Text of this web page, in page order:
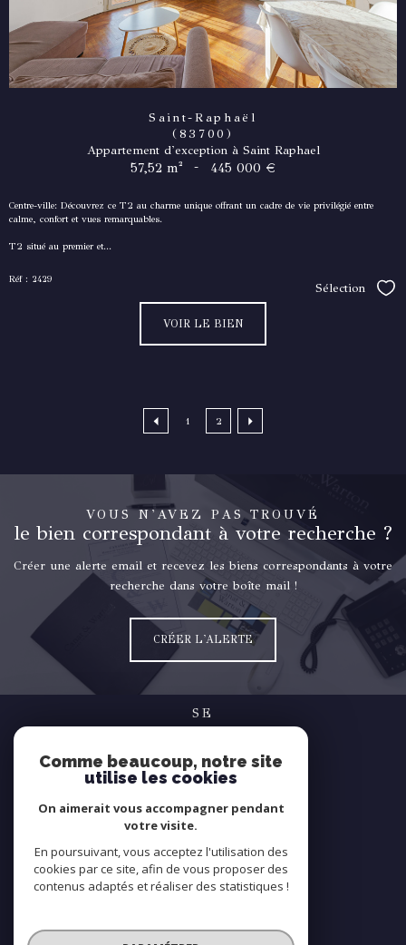
Saint-Raphaël
(83700)
Appartement d'exception à Saint Raphael
57,52 m² - 445 000 €
Centre-ville: Découvrez ce T2 au charme unique offrant un cadre de vie privilégié entre
calme, confort et vues remarquables.
T2 situé au premier et...
Réf : 2429
Sélection
VOIR LE BIEN
1 2
VOUS N'AVEZ PAS TROUVÉ
le bien correspondant à votre recherche ?
Créer une alerte email et recevez les biens correspondants à votre
recherche dans votre boîte mail !
CRÉER L'ALERTE
SE
connecter
espace propriétaire
NOUS
suivre
Comme beaucoup, notre site
utilise les cookies
On aimerait vous accompagner pendant
votre visite.
En poursuivant, vous acceptez l'utilisation des
cookies par ce site, afin de vous proposer des
contenus adaptés et réaliser des statistiques !